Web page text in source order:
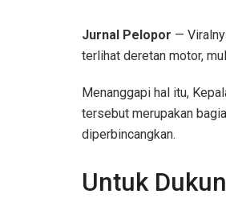
Jurnal Pelopor —
terlihat deretan motor,
Menanggapi hal itu,
tersebut merupakan
diperbincangkan.
Untuk